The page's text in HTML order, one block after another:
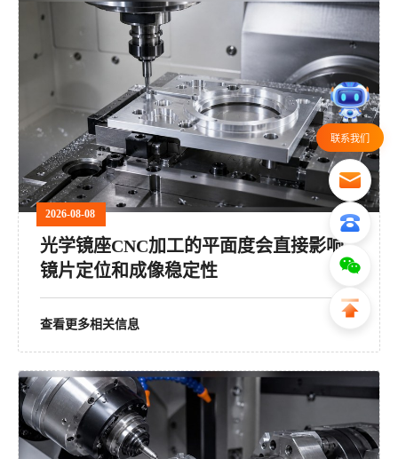
2026-08-08
光学镜座CNC加工的平面度会直接影响
镜片定位和成像稳定性
查看更多相关信息
联系我们